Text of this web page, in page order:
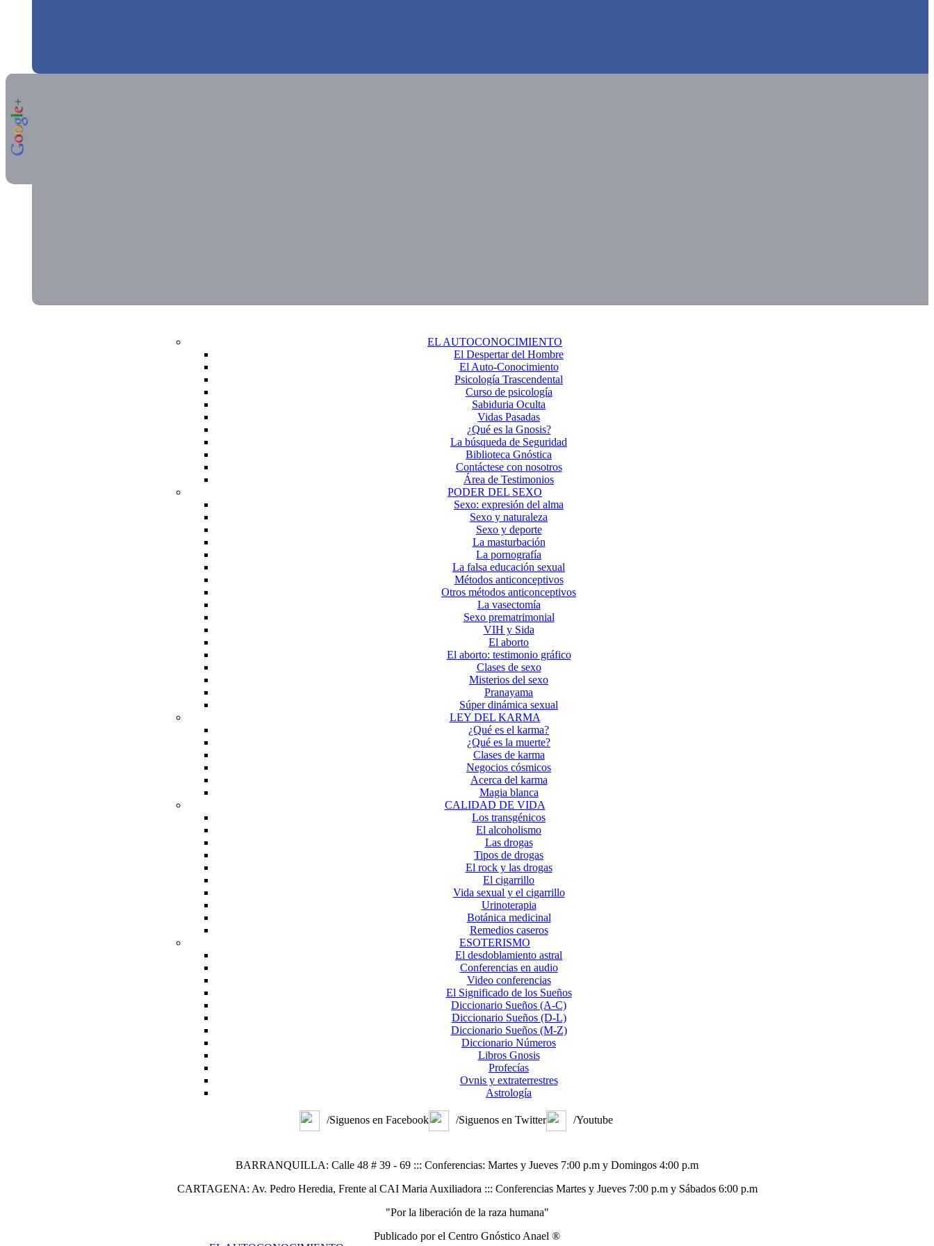
EL AUTOCONOCIMIENTO
El Despertar del Hombre
El Auto-Conocimiento
Psicología Trascendental
Curso de psicología
Sabiduria Oculta
Vidas Pasadas
¿Qué es la Gnosis?
La búsqueda de Seguridad
Biblioteca Gnóstica
Contáctese con nosotros
Área de Testimonios
PODER DEL SEXO
Sexo: expresión del alma
Sexo y naturaleza
Sexo y deporte
La masturbación
La pornografía
La falsa educación sexual
Métodos anticonceptivos
Otros métodos anticonceptivos
La vasectomía
Sexo prematrimonial
VIH y Sida
El aborto
El aborto: testimonio gráfico
Clases de sexo
Misterios del sexo
Pranayama
Súper dinámica sexual
LEY DEL KARMA
¿Qué es el karma?
¿Qué es la muerte?
Clases de karma
Negocios cósmicos
Acerca del karma
Magia blanca
CALIDAD DE VIDA
Los transgénicos
El alcoholismo
Las drogas
Tipos de drogas
El rock y las drogas
El cigarrillo
Vida sexual y el cigarrillo
Urinoterapia
Botánica medicinal
Remedios caseros
ESOTERISMO
El desdoblamiento astral
Conferencias en audio
Video conferencias
El Significado de los Sueños
Diccionario Sueños (A-C)
Diccionario Sueños (D-L)
Diccionario Sueños (M-Z)
Diccionario Números
Libros Gnosis
Profecías
Ovnis y extraterrestres
Astrología
/Siguenos en Facebook /Siguenos en Twitter /Youtube
BARRANQUILLA: Calle 48 # 39 - 69 ::: Conferencias: Martes y Jueves 7:00 p.m y Domingos 4:00 p.m
CARTAGENA: Av. Pedro Heredia, Frente al CAI Maria Auxiliadora ::: Conferencias Martes y Jueves 7:00 p.m y Sábados 6:00 p.m
"Por la liberación de la raza humana"
Publicado por el Centro Gnóstico Anael ®